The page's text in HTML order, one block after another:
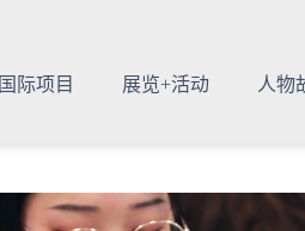
国际项目 展览+活动 人物